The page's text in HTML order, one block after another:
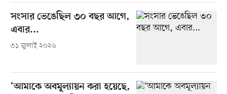
সংসার ভেঙেছিল ৩০ বছর আগে,
এবার...
৩১ জুলাই ২০২৬
‘আমাকে অবমূল্যায়ন করা হয়েছে,